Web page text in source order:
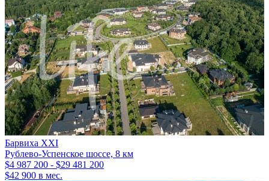
Барвиха XXI
Рублево-Успенское шоссе, 8 км
$4 987 200 - $29 481 200
$42 900 в мес.